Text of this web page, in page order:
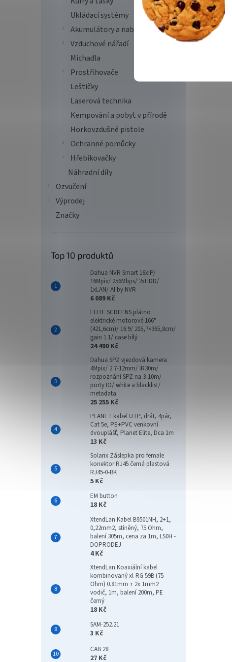
Ukládací systémy
Akumulátory a nabíječky
Vzduchové nářadí
Míchadla
Prostřihovače
Leštičky
Laserová technika
Kempování a pobyt v přírodě
Horkovzdušné pistole
Ochranné pomůcky
Hřebíkovačky
Náhradní díly
Ozvučení
Výprodej
Značky
Top 10 produktů
Dahua NVR Smart 16xIP/
16Mpix/ 256Mbps/ 2xHDD/
1xLAN/ AI by NVR
6 089 Kč
ELITE SCREENS plátno
elektrické motorové 166"
(421,6cm)/ 16:9/ 205,7×365,8cm/
gain 1.1/ case bílý
24 490 Kč
Dahua SPZ vjezdová kamera
4Mpix/ 2.7-12mm/ IR30m/
rozpoznání SPZ na 3-10m/
porty IO/ white a blacklist/
metadata
25 255 Kč
PLANET kabel UTP, drát, 4pár,
Cat 5e, PE+PVC venkovní
dvouplášť, Planet Elite, Dca 1m
13 Kč
Solarix Záslepka pro female
konektor RJ45 černá plastová
RJ45-0-BK
5 Kč
EM button
18 Kč
XtendLan Kabel B9501NH, 2+1,
0,22mm2, stíněný, 75 Ohm,
balení 305m, cena za 1m, LS0H -
DOPRODEJ
4 Kč
XtendLan Koaxiální kabel
kombinovaný xl-RG 59B (75
Ohm) 0.81mm + 2x 1mm2
vodič, 1m, balení 200m, PE
černý
18 Kč
SAM-252.21
3 Kč
CAB 28
27 Kč